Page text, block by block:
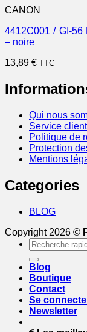
CANON
4412C001 / GI-56
– noire
13,89 € TTC
Qui nous
Service client
Politique de
Protection
Mentions
Categories
BLOG
Copyright 2026 ©
Recherche
pour :
Blog
Boutique
Contact
Se
Newsletter